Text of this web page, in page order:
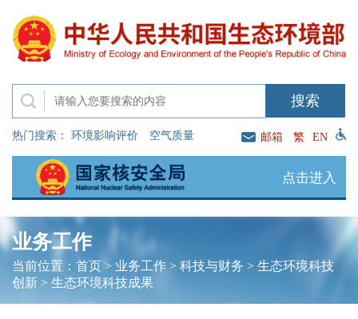
热门搜索： 环境影响评价 空气质量 邮箱 繁 EN
点击进入
业务工作
当前位置： 首页> 业务工作> 科技与财务 > 生态环境科技
创新> 生态环境科技成果